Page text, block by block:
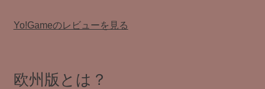
Yo!Gameのレビューを見る
欧州版とは？